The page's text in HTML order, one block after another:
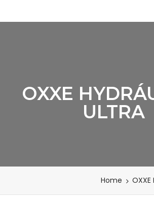
OXXE
ULTRA
Home OXXE